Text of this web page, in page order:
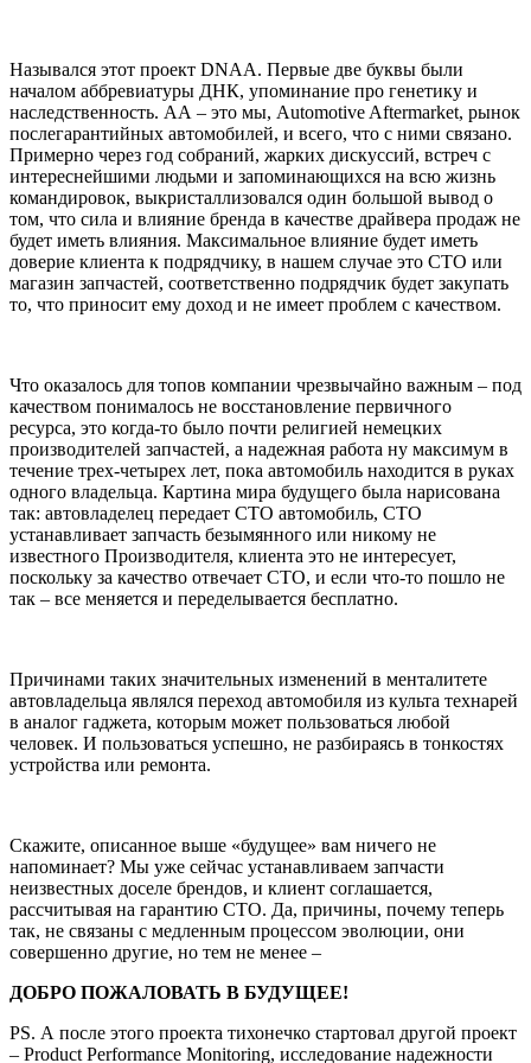
Назывался этот проект DNAA. Первые две буквы были
началом аббревиатуры ДНК, упоминание про генетику и
наследственность. АА – это мы, Automotive Aftermarket, рынок
послегарантийных автомобилей, и всего, что с ними связано.
Примерно через год собраний, жарких дискуссий, встреч с
интереснейшими людьми и запоминающихся на всю жизнь
командировок, выкристаллизовался один большой вывод о
том, что сила и влияние бренда в качестве драйвера продаж не
будет иметь влияния. Максимальное влияние будет иметь
доверие клиента к подрядчику, в нашем случае это СТО или
магазин запчастей, соответственно подрядчик будет закупать
то, что приносит ему доход и не имеет проблем с качеством.
Что оказалось для топов компании чрезвычайно важным – под
качеством понималось не восстановление первичного
ресурса, это когда-то было почти религией немецких
производителей запчастей, а надежная работа ну максимум в
течение трех-четырех лет, пока автомобиль находится в руках
одного владельца. Картина мира будущего была нарисована
так: автовладелец передает СТО автомобиль, СТО
устанавливает запчасть безымянного или никому не
известного Производителя, клиента это не интересует,
поскольку за качество отвечает СТО, и если что-то пошло не
так – все меняется и переделывается бесплатно.
Причинами таких значительных изменений в менталитете
автовладельца являлся переход автомобиля из культа технарей
в аналог гаджета, которым может пользоваться любой
человек. И пользоваться успешно, не разбираясь в тонкостях
устройства или ремонта.
Скажите, описанное выше «будущее» вам ничего не
напоминает? Мы уже сейчас устанавливаем запчасти
неизвестных доселе брендов, и клиент соглашается,
рассчитывая на гарантию СТО. Да, причины, почему теперь
так, не связаны с медленным процессом эволюции, они
совершенно другие, но тем не менее –
ДОБРО ПОЖАЛОВАТЬ В БУДУЩЕЕ!
PS. А после этого проекта тихонечко стартовал другой проект
– Product Performance Monitoring, исследование надежности